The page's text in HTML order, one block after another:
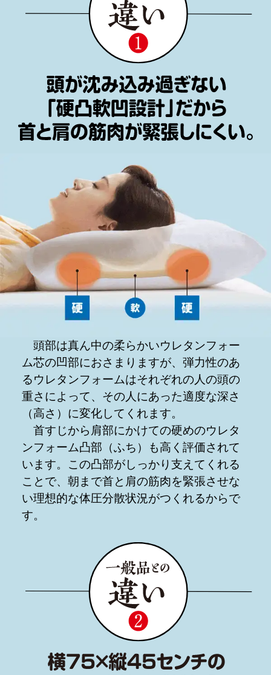
頭部は真ん中の柔らかいウレタンフォー
ム芯の凹部におさまりますが、弾力性のあ
るウレタンフォームはそれぞれの人の頭の
重さによって、その人にあった適度な深さ
（高さ）に変化してくれます。
首すじから肩部にかけての硬めのウレタ
ンフォーム凸部（ふち）も高く評価されて
います。この凸部がしっかり支えてくれる
ことで、朝まで首と肩の筋肉を緊張させな
い理想的な体圧分散状況がつくれるからで
す。